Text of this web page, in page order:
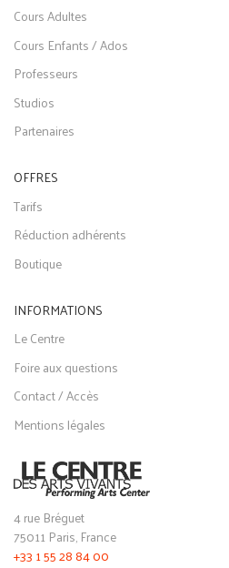
Cours Adultes
Cours Enfants / Ados
Professeurs
Studios
Partenaires
OFFRES
Tarifs
Réduction adhérents
Boutique
INFORMATIONS
Le Centre
Foire aux questions
Contact / Accès
Mentions légales
4 rue Bréguet
75011 Paris, France
+33 1 55 28 84 00